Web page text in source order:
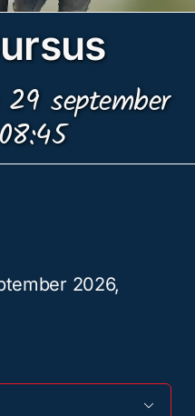
september
2026,
